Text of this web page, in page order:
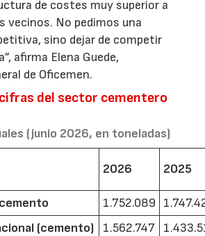
de costes muy superior a
vecinos. No pedimos una
sino dejar de competir
afirma Elena Guede,
de Oficemen.
del sector cementero
(junio 2026, en toneladas)
2026 2025
1.752.089
(cemento)
1.562.747